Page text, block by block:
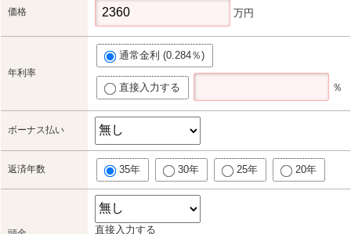
価格 万円
年利率
通常金利 (0.284％)
直接入力する ％
ボーナス払い
返済年数 35年 30年 25年 20年
直接入力する